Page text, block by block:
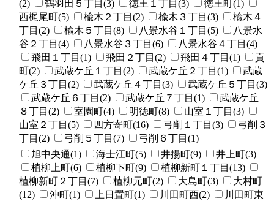
(2)
鶴羽田５丁目(3) 徳王１丁目(3)
徳王町(1)
西梶尾町(5)
楡木２丁目(2) 楡木３丁目(3)
楡木４
丁目(2)
楡木５丁目(8) 八景水谷１丁目(5)
八景水
谷２丁目(4)
八景水谷３丁目(6)
八景水谷４丁目(4)
飛田１丁目(1)
飛田２丁目(2) 飛田４丁目(1)
貢
町(2)
武蔵ケ丘１丁目(2) 武蔵ケ丘２丁目(1)
武蔵
ケ丘３丁目(2)
武蔵ケ丘４丁目(3)
武蔵ケ丘５丁目(3)
武蔵ケ丘６丁目(2)
武蔵ケ丘７丁目(1)
武蔵ケ丘
８丁目(2)
室園町(4) 明徳町(8)
山室１丁目(3)
山室２丁目(5)
四方寄町(16) 弓削１丁目(3)
弓削３
丁目(2)
弓削５丁目(7) 弓削６丁目(1)
旭中央通(1) 海士江町(5) 井揚町(9)
井上町(3)
植柳上町(6)
植柳下町(9)
植柳新町１丁目(13)
植柳新町２丁目(7)
植柳元町(2) 大島町(3)
大村町
(12)
沖町(1) 上日置町(1) 川田町西(2)
川田町東